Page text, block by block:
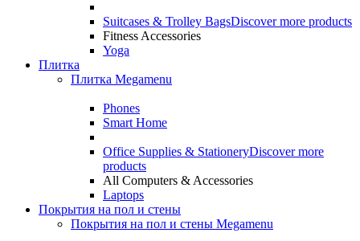
Suitcases & Trolley BagsDiscover more products
Fitness Accessories
Yoga
Плитка
Плитка Megamenu
Phones
Smart Home
Office Supplies & StationeryDiscover more
products
All Computers & Accessories
Laptops
Покрытия на пол и стены
Покрытия на пол и стены Megamenu